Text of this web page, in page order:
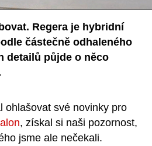
Regera je hybridní
částečně odhaleného
detailů půjde o něco
ohlašovat své novinky pro
, získal si naši pozornost,
jsme ale nečekali.